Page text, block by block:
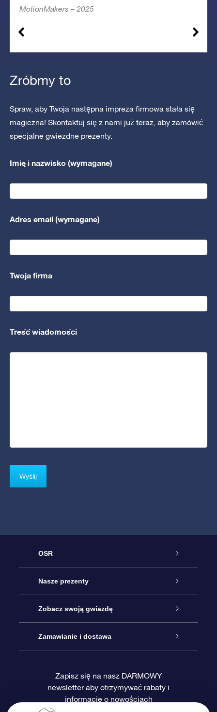
MotionMakers – 2025
Zróbmy to
Spraw, aby Twoja następna impreza firmowa stała się
magiczna! Skontaktuj się z nami już teraz, aby zamówić
specjalne gwiezdne prezenty.
Imię i nazwisko (wymagane)
Adres email (wymagane)
Twoja firma
Treść wiadomości
OSR
Obsługa
Kontakt
Blog
Recenzje
Nasze prezenty
Podarunek Gwiazda Online
Pakiet Podarunkowy OSR
Karta podarunkowa OSR
Zobacz swoją gwiazdę
Rejestr Gwiazd
Sprsonalizowana Strona Gwiazdy
Zamawianie i dostawa
Metody płatności
Zapisz się na nasz DARMOWY
newsletter aby otrzymywać rabaty i
informacje o nowościach